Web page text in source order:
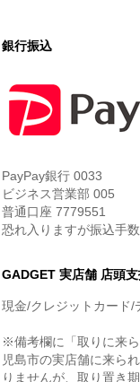
銀行振込
PayPay銀行 0033
ビジネス営業部 005
普通口座 7779551
恐れ入りますが振込手
GADGET 実店舗 店頭
現金/クレジットカード/
※備考欄に「取りに来
児島市の実店舗に来ら
りませんが、取り置き